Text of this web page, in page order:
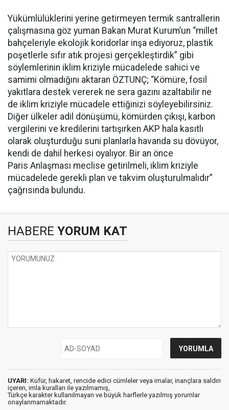
Yükümlülüklerini yerine getirmeyen termik santrallerin
çalışmasına göz yuman Bakan Murat Kurum’un “millet
bahçeleriyle ekolojik koridorlar inşa ediyoruz, plastik
poşetlerle sıfır atık projesi gerçekleştirdik” gibi
söylemlerinin iklim kriziyle mücadelede sahici ve
samimi olmadığını aktaran ÖZTUNÇ; “Kömüre, fosil
yakıtlara destek vererek ne sera gazını azaltabilir ne
de iklim kriziyle mücadele ettiğinizi söyleyebilirsiniz.
Diğer ülkeler adil dönüşümü, kömürden çıkışı, karbon
vergilerini ve kredilerini tartışırken AKP hala kasıtlı
olarak oluşturduğu suni planlarla havanda su dövüyor,
kendi de dahil herkesi oyalıyor. Bir an önce
Paris Anlaşması meclise getirilmeli, iklim kriziyle
mücadelede gerekli plan ve takvim oluşturulmalıdır”
çağrısında bulundu.
HABERE YORUM KAT
UYARI: Küfür, hakaret, rencide edici cümleler veya imalar, inançlara saldırı
içeren, imla kuralları ile yazılmamış,
Türkçe karakter kullanılmayan ve büyük harflerle yazılmış yorumlar
onaylanmamaktadır.